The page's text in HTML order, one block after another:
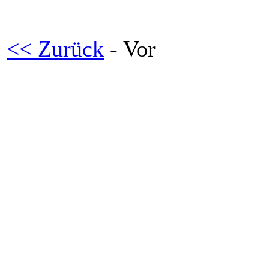
<< Zurück - Vor